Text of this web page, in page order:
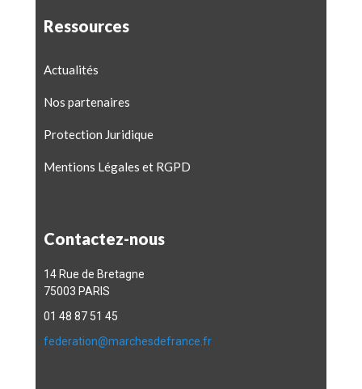
Ressources
Actualités
Nos partenaires
Protection Juridique
Mentions Légales et RGPD
Contactez-nous
14 Rue de Bretagne
75003 PARIS
01 48 87 51 45
federation@marchesdefrance.fr